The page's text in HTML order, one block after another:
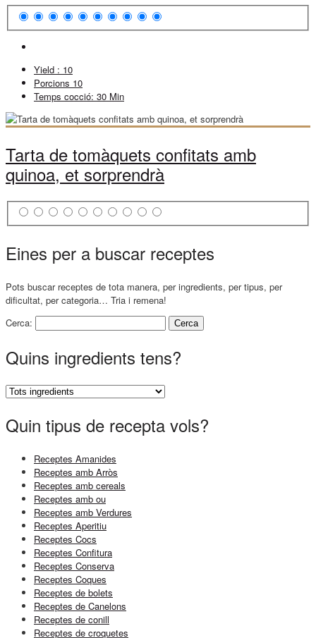
Yield : 10
Porcions 10
Temps cocció: 30 Min
Tarta de tomàquets confitats amb
quinoa, et sorprendrà
Eines per a buscar receptes
Pots buscar receptes de tota manera, per ingredients, per tipus, per
dificultat, per categoria… Tria i remena!
Cerca:
Quins ingredients tens?
Quin tipus de recepta vols?
Receptes Amanides
Receptes amb Arròs
Receptes amb cereals
Receptes amb ou
Receptes amb Verdures
Receptes Aperitiu
Receptes Cocs
Receptes Confitura
Receptes Conserva
Receptes Coques
Receptes de bolets
Receptes de Canelons
Receptes de conill
Receptes de croquetes